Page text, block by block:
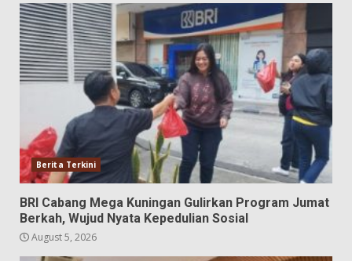
Berita Terkini
BRI Cabang Mega Kuningan Gulirkan Program Jumat
Berkah, Wujud Nyata Kepedulian Sosial
August 5, 2026